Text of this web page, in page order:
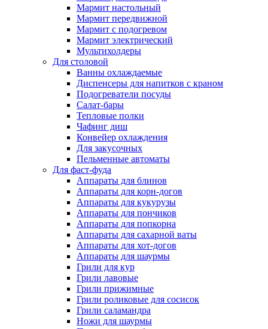
Мармит настольный
Мармит передвижной
Мармит с подогревом
Мармит электрический
Мультихолдеры
Для столовой
Ванны охлаждаемые
Диспенсеры для напитков с краном
Подогреватели посуды
Салат-бары
Тепловые полки
Чафинг диш
Конвейер охлаждения
Для закусочных
Пельменные автоматы
Для фаст-фуда
Аппараты для блинов
Аппараты для корн-догов
Аппараты для кукурузы
Аппараты для пончиков
Аппараты для попкорна
Аппараты для сахарной ваты
Аппараты для хот-догов
Аппараты для шаурмы
Грили для кур
Грили лавовые
Грили прижимные
Грили роликовые для сосисок
Грили саламандра
Ножи для шаурмы